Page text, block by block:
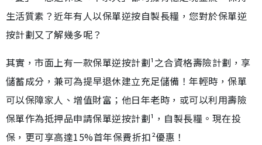
生活質素？近年有人以保單逆按自製長糧，您對於保單逆
按計劃又了解幾多呢？
其實，市面上有一款保單逆按計劃¹之合資格壽險計劃，享
儲蓄成分，兼可為提早退休建立充足儲備！年輕時，保單
可以保障家人、增值財富；他日年老時，或可以利用壽險
保單作為抵押品申請保單逆按計劃¹，自製長糧。現在投
保，更可享高達15%首年保費折扣²優惠！